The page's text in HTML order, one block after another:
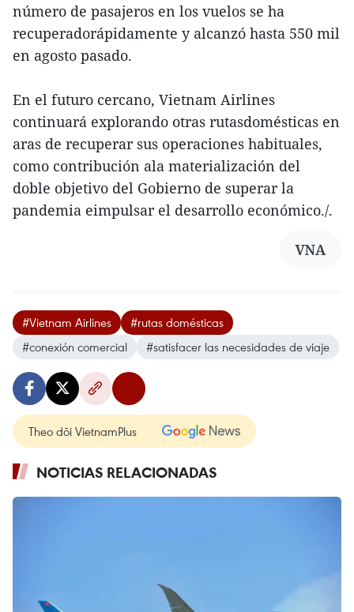
número de pasajeros en los vuelos se ha
recuperadorápidamente y alcanzó hasta 550 mil
en agosto pasado.
En el futuro cercano, Vietnam Airlines
continuará explorando otras rutasdomésticas en
aras de recuperar sus operaciones habituales,
como contribución ala materialización del
doble objetivo del Gobierno de superar la
pandemia eimpulsar el desarrollo económico./.
VNA
#Vietnam Airlines
#rutas domésticas
#conexión comercial
#satisfacer las necesidades de viaje
Theo dõi VietnamPlus
NOTICIAS RELACIONADAS